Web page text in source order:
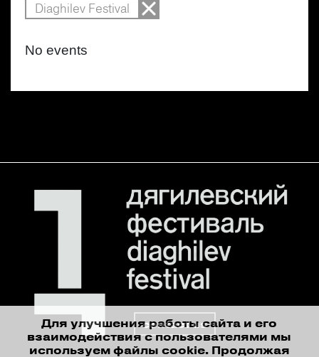
Diaghilev Festival
No events
contact us
Для улучшения работы сайта и его
взаимодействия с пользователями мы
используем файлы cookie. Продолжая